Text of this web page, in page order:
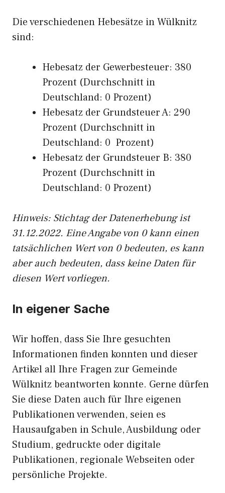
Die verschiedenen Hebesätze in Wülknitz
sind:
Hebesatz der Gewerbesteuer: 380
Prozent (Durchschnitt in
Deutschland: 0 Prozent)
Hebesatz der Grundsteuer A: 290
Prozent (Durchschnitt in
Deutschland: 0 Prozent)
Hebesatz der Grundsteuer B: 380
Prozent (Durchschnitt in
Deutschland: 0 Prozent)
Hinweis: Stichtag der Datenerhebung ist
31.12.2022. Eine Angabe von 0 kann einen
tatsächlichen Wert von 0 bedeuten, es kann
aber auch bedeuten, dass keine Daten für
diesen Wert vorliegen.
In eigener Sache
Wir hoffen, dass Sie Ihre gesuchten
Informationen finden konnten und dieser
Artikel all Ihre Fragen zur Gemeinde
Wülknitz beantworten konnte. Gerne dürfen
Sie diese Daten auch für Ihre eigenen
Publikationen verwenden, seien es
Hausaufgaben in Schule, Ausbildung oder
Studium, gedruckte oder digitale
Publikationen, regionale Webseiten oder
persönliche Projekte.